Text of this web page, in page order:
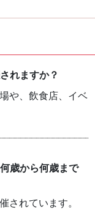
れますか？
や、飲食店、イベ
歳から何歳まで
されています。